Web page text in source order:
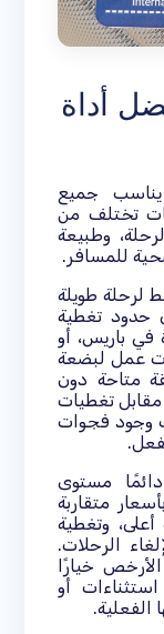
أداة
جميع
تختلف من
وطبيعة
للمسافر.
لرحلة طويلة
حدود تغطية
باريس، أو
عمل لبضعة
متاحة دون
مقابل تغطيات
وجود فجوات
مستوى
متقاربة
وتغطية
الرحلات.
خيارًا
أو